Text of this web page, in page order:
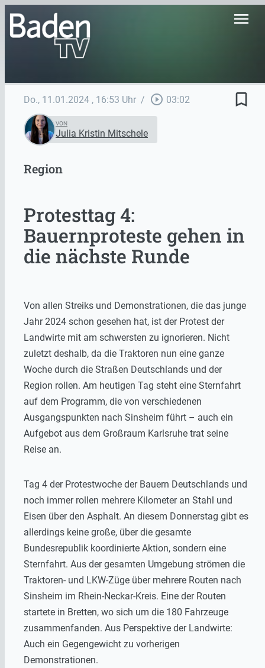
menu
Do., 11.01.2024 , 16:53 Uhr / play_circle_outline 03:02 bookmark_border
VON
Julia Kristin Mitschele
Region
Protesttag 4:
Bauernproteste gehen in
die nächste Runde
Von allen Streiks und Demonstrationen, die das junge
Jahr 2024 schon gesehen hat, ist der Protest der
Landwirte mit am schwersten zu ignorieren. Nicht
zuletzt deshalb, da die Traktoren nun eine ganze
Woche durch die Straßen Deutschlands und der
Region rollen. Am heutigen Tag steht eine Sternfahrt
auf dem Programm, die von verschiedenen
Ausgangspunkten nach Sinsheim führt – auch ein
Aufgebot aus dem Großraum Karlsruhe trat seine
Reise an.
Tag 4 der Protestwoche der Bauern Deutschlands und
noch immer rollen mehrere Kilometer an Stahl und
Eisen über den Asphalt. An diesem Donnerstag gibt es
allerdings keine große, über die gesamte
Bundesrepublik koordinierte Aktion, sondern eine
Sternfahrt. Aus der gesamten Umgebung strömen die
Traktoren- und LKW-Züge über mehrere Routen nach
Sinsheim im Rhein-Neckar-Kreis. Eine der Routen
startete in Bretten, wo sich um die 180 Fahrzeuge
zusammenfanden. Aus Perspektive der Landwirte:
Auch ein Gegengewicht zu vorherigen
Demonstrationen.